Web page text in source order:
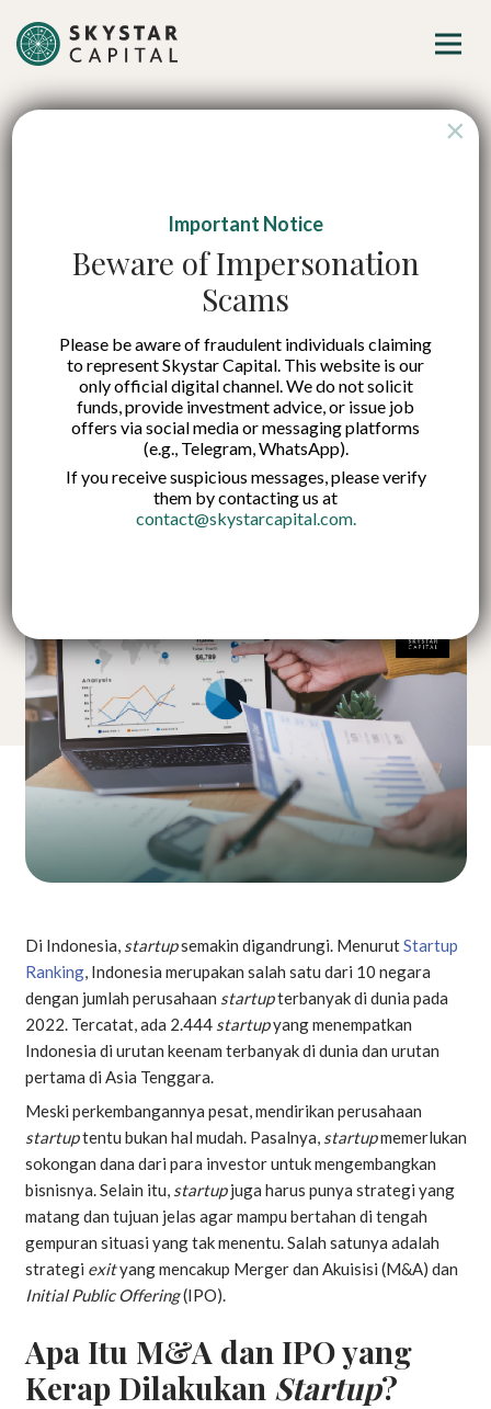
Pertimbangkan Hal
Ini sebelum Startup
Lakukan M&A atau
IPO
Published on:24 Jul 2023
Indonesian
Di Indonesia, startupsemakin digandrungi. MenurutStartup
Ranking, Indonesia merupakan salah satu dari 10 negara
dengan jumlah perusahaan startupterbanyak di dunia pada
2022. Tercatat, ada 2.444startupyang menempatkan
Indonesia di urutan keenam terbanyak di dunia dan urutan
pertama di Asia Tenggara.
Meski perkembangannya pesat, mendirikan perusahaan
startuptentu bukan hal mudah. Pasalnya, startupmemerlukan
sokongan dana dari para investor untuk mengembangkan
bisnisnya. Selain itu, startupjuga harus punya strategi yang
matang dan tujuan jelas agar mampu bertahan di tengah
gempuran situasi yang tak menentu. Salah satunya adalah
strategi exityang mencakup Merger dan Akuisisi (M&A) dan
Initial Public Offering(IPO).
Apa Itu M&A dan IPO yang
Kerap Dilakukan Startup?
Important Notice
Beware of Impersonation
Scams
Please be aware of fraudulent individuals claiming
to represent Skystar Capital. This website is our
only official digital channel. We do not solicit
funds, provide investment advice, or issue job
offers via social media or messaging platforms
(e.g., Telegram, WhatsApp).
If you receive suspicious messages, please verify
them by contacting us at
contact@skystarcapital.com.
×